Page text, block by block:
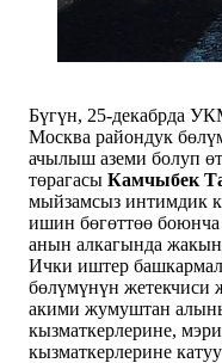
Бүгүн, 25-декабрда
Москва райондук
ачылыш аземи болуп
төрагасы Камчыбек
мыйзамсыз интимдик
ишин бөгөттөө
анын алкагында
Ички иштер
бөлүмүнүн
акими жумуштан
кызматкерлерине,
кызматкерлерине